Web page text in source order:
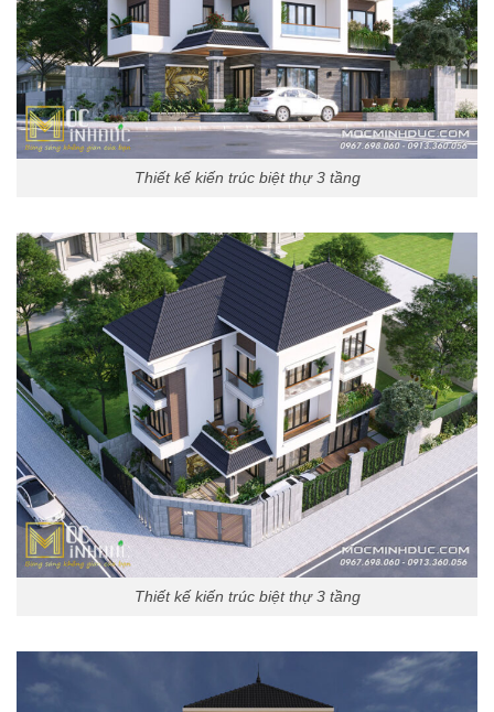
Thiết kế kiến trúc biệt thự 3 tầng
Thiết kế kiến trúc biệt thự 3 tầng